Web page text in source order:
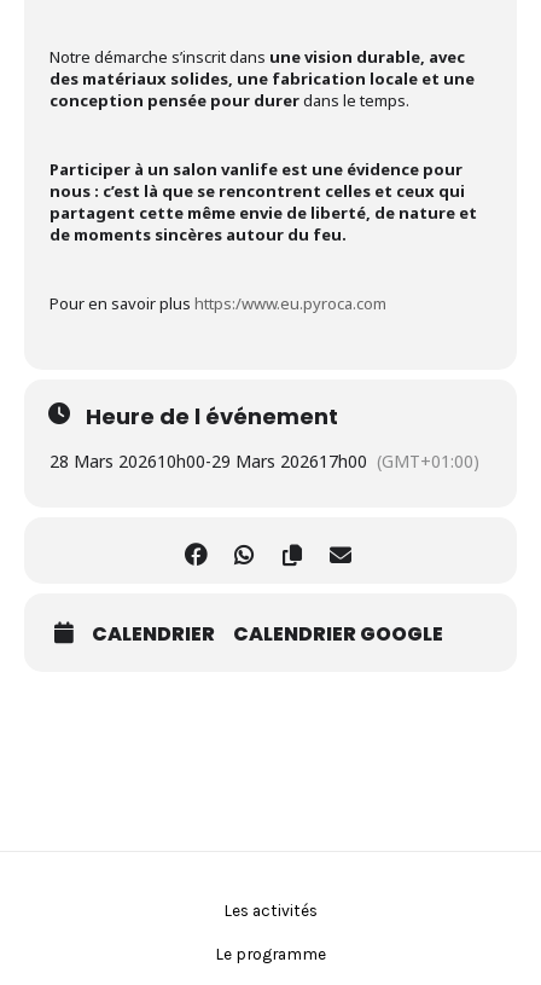
Notre démarche s’inscrit dans une vision durable, avec
des matériaux solides, une fabrication locale et une
conception pensée pour durerdans le temps.
Participer à un salon vanlife est une évidence pour
nous : c’est là que se rencontrent celles et ceux qui
partagent cette même envie de liberté, de nature et
de moments sincères autour du feu.
Pour en savoir plus https:/www.eu.pyroca.com
Heure de l événement
28 Mars 202610h00-29 Mars 202617h00 (GMT+01:00)
CALENDRIER CALENDRIER GOOGLE
Les activités
Le programme